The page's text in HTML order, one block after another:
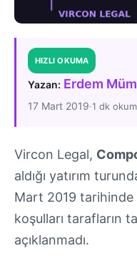
HIZLI OKUMA
Yazan: Erdem
17 Mart 2019·1 dk
Vircon Legal,
aldığı yatırım
Mart 2019 tarihinde
koşulları tarafların
açıklanmadı.